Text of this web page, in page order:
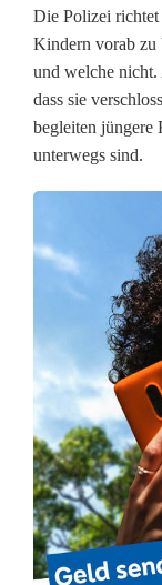
i
p
r
ä
s
e
z
u
H
a
l
l
Die Polizei
Kindern vorab zu
und welche
dass sie
begleiten jüngere
unterwegs sind.